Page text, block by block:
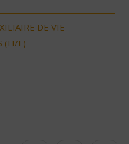
DE VIE
(H/F)